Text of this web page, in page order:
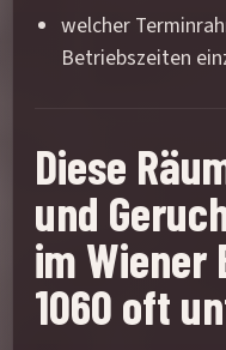
welcher
Betriebszeiten
Diese
und
im Wiener
1060 oft